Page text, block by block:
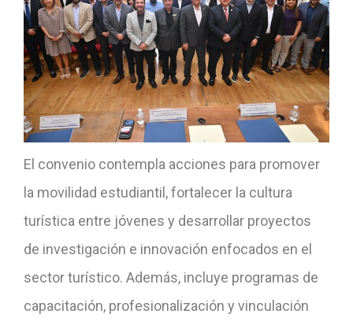
El convenio contempla acciones para promover
la movilidad estudiantil, fortalecer la cultura
turística entre jóvenes y desarrollar proyectos
de investigación e innovación enfocados en el
sector turístico. Además, incluye programas de
capacitación, profesionalización y vinculación